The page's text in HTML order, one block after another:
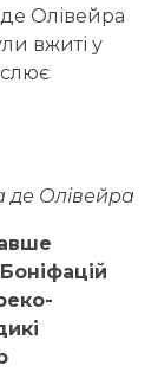
де Олівейра
вжиті у
де Олівейра